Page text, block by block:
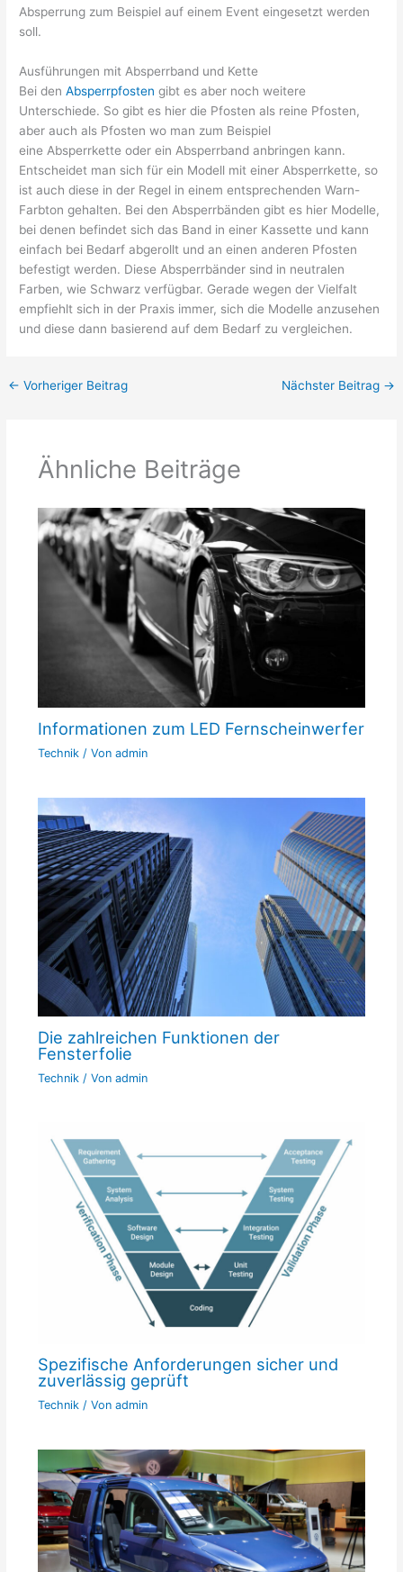
Absperrung zum Beispiel auf einem Event eingesetzt werden
soll.
Ausführungen mit Absperrband und Kette
Bei denAbsperrpfosten gibt es aber noch weitere
Unterschiede. So gibt es hier die Pfosten als reine Pfosten,
aber auch als Pfosten wo man zum Beispiel
eine Absperrkette oder ein Absperrband anbringen kann.
Entscheidet man sich für ein Modell mit einer Absperrkette, so
ist auch diese in der Regel in einem entsprechenden Warn-
Farbton gehalten. Bei den Absperrbänden gibt es hier Modelle,
bei denen befindet sich das Band in einer Kassette und kann
einfach bei Bedarf abgerollt und an einen anderen Pfosten
befestigt werden. Diese Absperrbänder sind in neutralen
Farben, wie Schwarz verfügbar. Gerade wegen der Vielfalt
empfiehlt sich in der Praxis immer, sich die Modelle anzusehen
und diese dann basierend auf dem Bedarf zu vergleichen.
← Vorheriger Beitrag Nächster Beitrag →
Ähnliche Beiträge
Informationen zum LED Fernscheinwerfer
Technik/ Von admin
Die zahlreichen Funktionen der
Fensterfolie
Technik/ Von admin
Spezifische Anforderungen sicher und
zuverlässig geprüft
Technik/ Von admin